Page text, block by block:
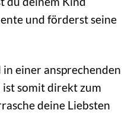
und förderst seine
einer ansprechenden
somit direkt zum
deine Liebsten